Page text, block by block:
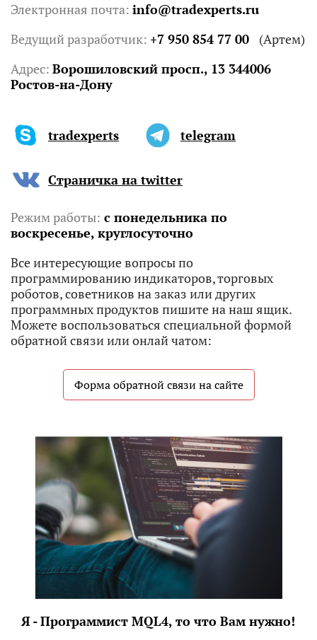
Электронная почта: info@tradexperts.ru
Ведущий разработчик: +7 950 854 77 00
(Артем)
Адрес: Ворошиловский просп., 13 344006
Ростов-на-Дону
tradexperts telegram
Страничка на twitter
Режим работы: c понедельника по
воскресенье, круглосуточно
Все интересующие вопросы по
программированию индикаторов, торговых
роботов, советников на заказ или других
программных продуктов пишите на наш ящик.
Можете воспользоваться специальной формой
обратной связи или онлай чатом:
Форма обратной связи на сайте
Я - Программист MQL4, то что Вам нужно!